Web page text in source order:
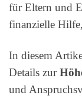
für Eltern und
finanzielle
In diesem
Details zur
und